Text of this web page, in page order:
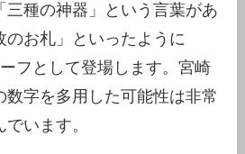
三種の神器」という言葉があ
のお札」といったように
フとして登場します。宮崎
数字を多用した可能性は非常
います。